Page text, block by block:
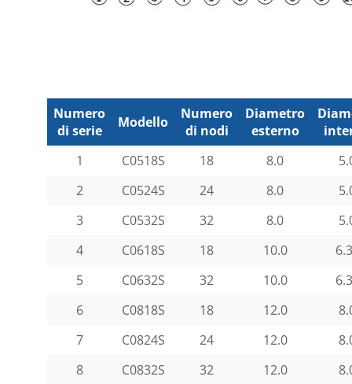
Numero
di serie
Modello
Numero
di nodi
Diametro
esterno
1
C0518S 18 8.0
2
C0524S 24 8.0
3
C0532S 32 8.0
4
C0618S 18 10.0
5
C0632S 32 10.0
6
C0818S 18 12.0
7
C0824S 24 12.0
8
C0832S 32 12.0